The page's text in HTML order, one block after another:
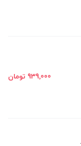
939٬000 تومان